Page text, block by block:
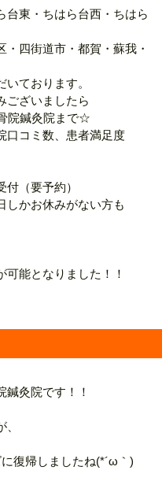
台東・ちはら台西・ちはら
四街道市・都賀・蘇我・
ております。
ございましたら
院鍼灸院まで☆
口コミ数、患者満足度
（要予約）
しかお休みがない方も
能となりました！！
鍼灸院です！！
復帰しましたね(*´ω｀)